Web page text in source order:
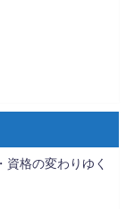
資格の変わりゆく